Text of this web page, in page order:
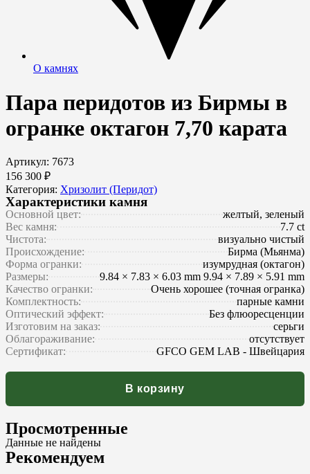
О камнях
Пара перидотов из Бирмы в
огранке октагон 7,70 карата
Артикул: 7673
156 300 ₽
Категория: Хризолит (Перидот)
Характеристики камня
Основной цвет:
желтый, зеленый
Вес камня:
7.7 ct
Чистота:
визуально чистый
Происхождение:
Бирма (Мьянма)
Форма огранки:
изумрудная (октагон)
Размеры:
9.84 × 7.83 × 6.03 mm 9.94 × 7.89 × 5.91 mm
Качество огранки:
Очень хорошее (точная огранка)
Комплектность:
парные камни
Оптический эффект:
Без флюоресценции
Изготовим на заказ:
серьги
Облагораживание:
отсутствует
Сертификат:
GFCO GEM LAB - Швейцария
В корзину
Просмотренные
Данные не найдены
Рекомендуем